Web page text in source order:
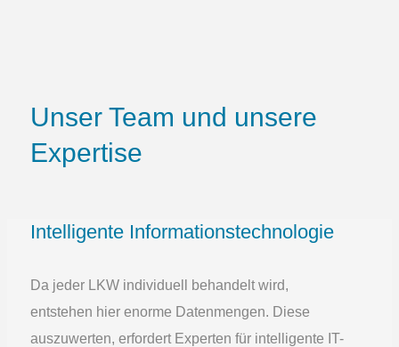
Unser Team und unsere
Expertise
Intelligente Informationstechnologie
Da jeder LKW individuell behandelt wird,
entstehen hier enorme Datenmengen. Diese
auszuwerten, erfordert Experten für intelligente IT-